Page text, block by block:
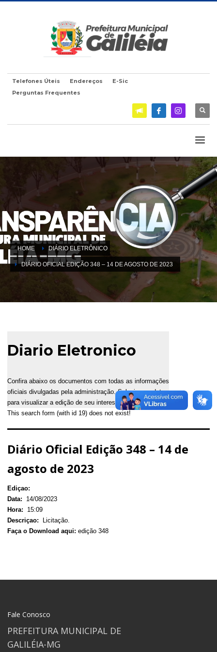
Telefones Úteis Endereços
E-Sic
Perguntas Frequentes
HOME DIÁRIO ELETRÔNICO
DIÁRIO OFICIAL EDIÇÃO 348 – 14 DE AGOSTO DE 2023
Diario Eletronico
Confira abaixo os documentos com todas as informações
oficiais divulgadas pela administração. Selecione a data
para visualizar a edição de seu interesse.
This search form (with id 19) does not exist!
Diário Oficial Edição 348 – 14 de
agosto de 2023
Ediçao:
Data:
14/08/2023
Hora:
15:09
Descriçao:
Licitação.
Faça o Download aqui: edição 348
Fale Conosco
PREFEITURA MUNICIPAL DE
GALILÉIA-MG